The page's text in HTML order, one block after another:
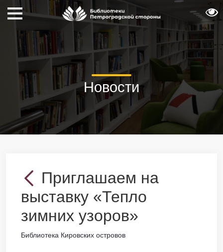
Новости
Приглашаем на
выставку «Тепло
зимних узоров»
Библиотека Кировских островов